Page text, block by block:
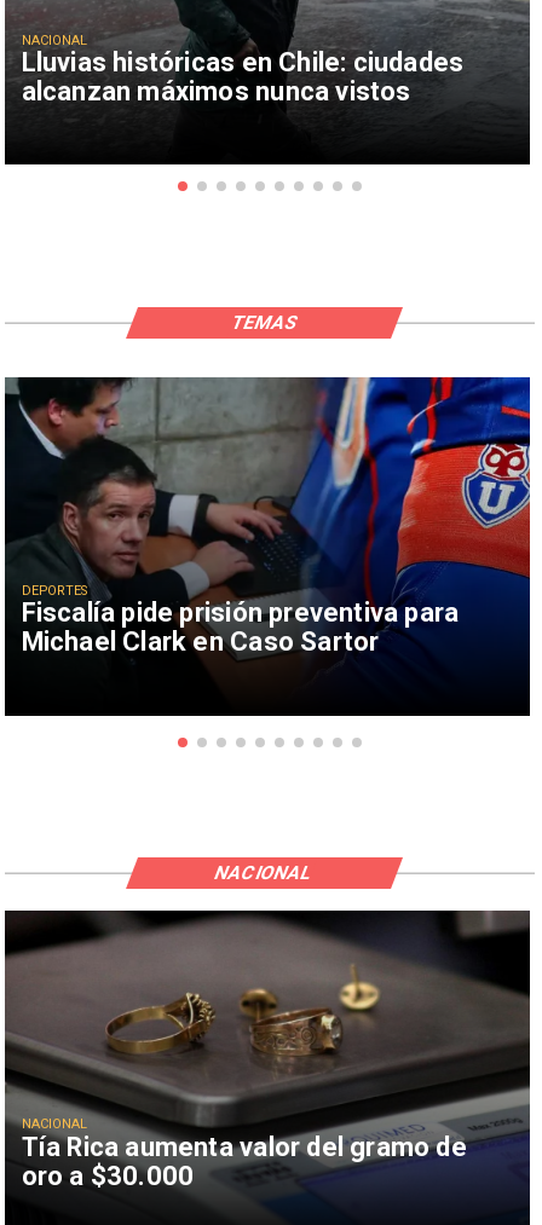
Lluvias históricas en Chile: ciudades
alcanzan máximos nunca vistos
NACIONAL
Fiscalía pide prisión preventiva para
Michael Clark en Caso Sartor
DEPORTES
TEMAS
Tía Rica aumenta valor del gramo de
oro a $30.000
NACIONAL
NACIONAL